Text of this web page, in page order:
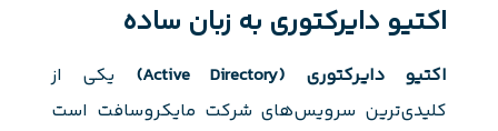
اکتیو دایرکتوری به زبان ساده
اکتیو دایرکتوری (Active Directory)
یکی از
کلیدی‌ترین سرویس‌های شرکت مایکروسافت است